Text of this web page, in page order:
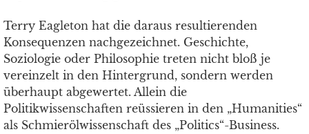
Terry Eagleton hat die daraus resultierenden
Konsequenzen nachgezeichnet. Geschichte,
Soziologie oder Philosophie treten nicht bloß je
vereinzelt in den Hintergrund, sondern werden
überhaupt abgewertet. Allein die
Politikwissenschaften reüssieren in den „Humanities“
als Schmierölwissenschaft des „Politics“-Business.